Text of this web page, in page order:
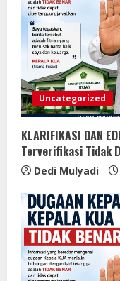
Uncategorized
KLARIFIKASI DAN
Terverifikasi Tidak
Dedi Mulyadi